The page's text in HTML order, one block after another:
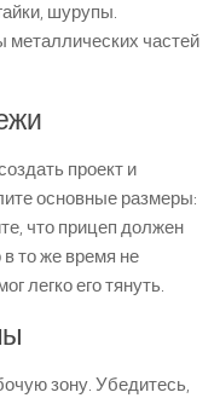
шурупы.
металлических частей
проект и
основные размеры:
что прицеп должен
то же время не
легко его тянуть.
зону. Убедитесь,